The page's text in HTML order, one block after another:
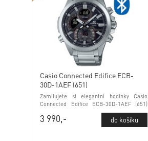
Casio Connected Edifice ECB-
30D-1AEF (651)
Zamilujete si elegantní hodinky Casio
Connected Edifice ECB-30D-1AEF (651)
tichý režim a minerálním sklem
3 990,-